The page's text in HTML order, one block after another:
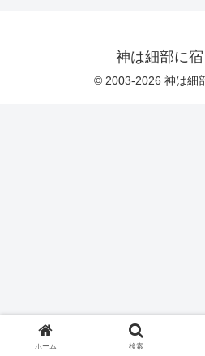
神は細部に宿
© 2003-2026 神は細
ホーム 検索